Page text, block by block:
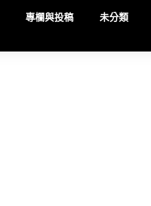
專欄與投稿 未分類